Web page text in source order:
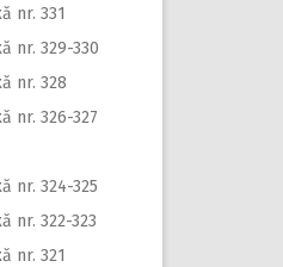
nr. 331
nr. 329-330
nr. 328
nr. 326-327
nr. 324-325
nr. 322-323
nr. 321